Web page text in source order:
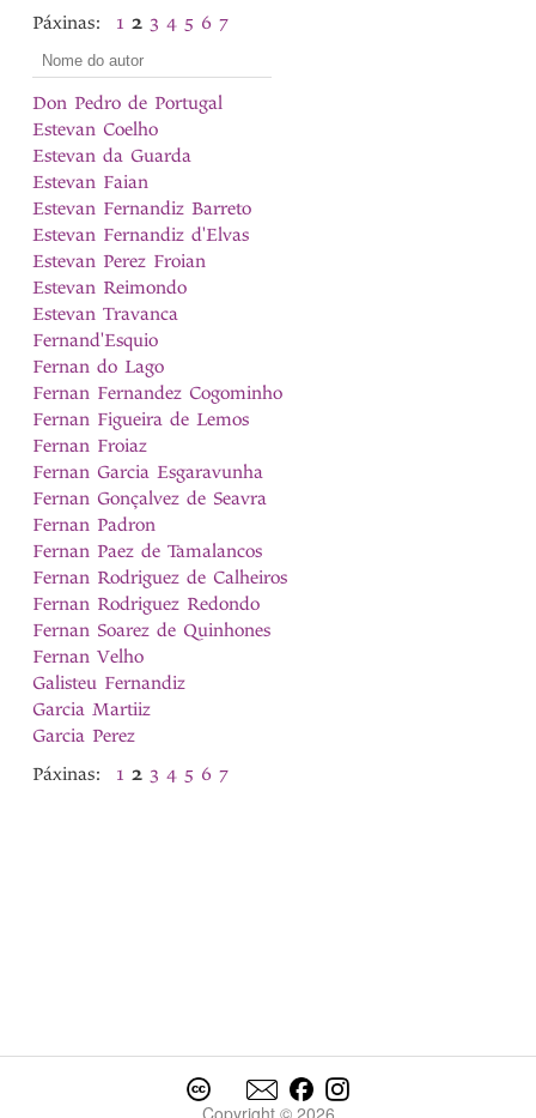
Páxinas: 1 2 3 4 5 6 7
Don Pedro de Portugal
Estevan Coelho
Estevan da Guarda
Estevan Faian
Estevan Fernandiz Barreto
Estevan Fernandiz d'Elvas
Estevan Perez Froian
Estevan Reimondo
Estevan Travanca
Fernand'Esquio
Fernan do Lago
Fernan Fernandez Cogominho
Fernan Figueira de Lemos
Fernan Froiaz
Fernan Garcia Esgaravunha
Fernan Gonçalvez de Seavra
Fernan Padron
Fernan Paez de Tamalancos
Fernan Rodriguez de Calheiros
Fernan Rodriguez Redondo
Fernan Soarez de Quinhones
Fernan Velho
Galisteu Fernandiz
Garcia Martiiz
Garcia Perez
Páxinas:
1 2 3 4 5 6 7
Copyright © 2026